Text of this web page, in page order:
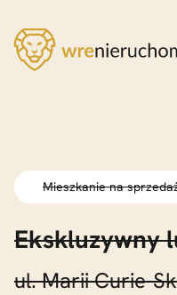
Mieszkanie na
Ekskluzywny
ul. Marii Curie-